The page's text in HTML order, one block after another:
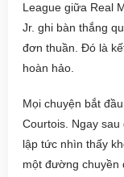
League giữa Real
Jr. ghi bàn thắng
đơn thuần. Đó là
hoàn hảo.
Mọi chuyện bắt
Courtois. Ngay
lập tức nhìn thấy
một đường chuyền